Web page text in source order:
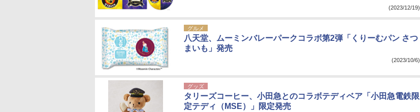
(2023/12/19)
グルメ
八天堂、ムーミンバレーパークコラボ第2弾「くりーむパン さつ
まいも」発売
(2023/10/6)
グッズ
タリーズコーヒー、小田急とのコラボテディベア「小田急電鉄限
定テディ（MSE）」限定発売